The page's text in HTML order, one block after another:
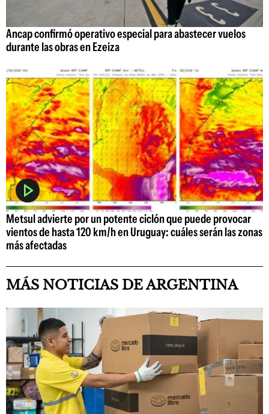
Ancap confirmó operativo especial para abastecer vuelos
durante las obras en Ezeiza
Metsul advierte por un potente ciclón que puede provocar
vientos de hasta 120 km/h en Uruguay: cuáles serán las zonas
más afectadas
MÁS NOTICIAS DE ARGENTINA